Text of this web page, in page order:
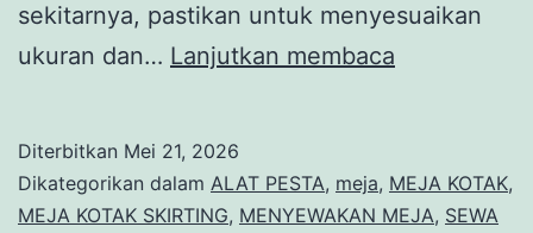
sekitarnya, pastikan untuk menyesuaikan
ukuran dan… Lanjutkan membaca
Cover
Skirting
Diterbitkan Mei 21, 2026
Dikategorikan dalam ALAT PESTA, meja, MEJA KOTAK,
MEJA KOTAK SKIRTING, MENYEWAKAN MEJA, SEWA